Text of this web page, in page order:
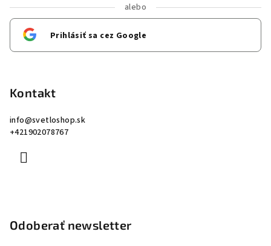
alebo
Prihlásiť sa cez Google
Kontakt
info@svetloshop.sk
+421902078767
Odoberať newsletter